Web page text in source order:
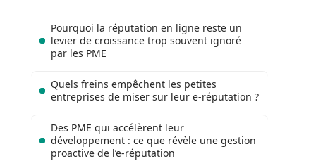
Pourquoi la réputation en ligne reste un
levier de croissance trop souvent ignoré
par les PME
Quels freins empêchent les petites
entreprises de miser sur leur e-réputation ?
Des PME qui accélèrent leur
développement : ce que révèle une gestion
proactive de l’e-réputation